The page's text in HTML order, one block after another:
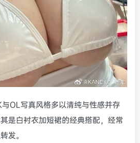
OL写真风格多以清纯与性感并存
是白衬衣加短裙的经典搭配，经常
发。